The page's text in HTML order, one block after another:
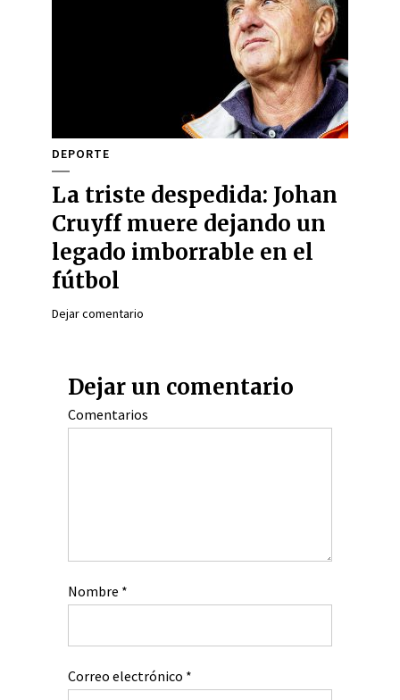
DEPORTE
La triste despedida: Johan
Cruyff muere dejando un
legado imborrable en el
fútbol
Dejar comentario
Dejar un comentario
Comentarios
Nombre *
Correo electrónico *